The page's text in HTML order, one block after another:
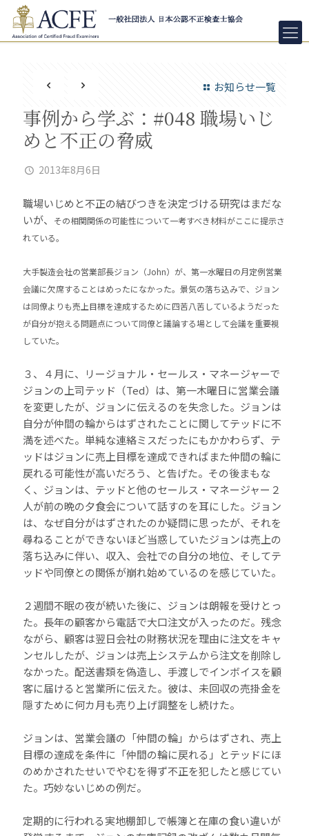
お知らせ一覧
事例から学ぶ：#048 職場いじ
めと不正の脅威
2013年8月6日
職場いじめと不正の結びつきを決定づける研究はまだな
いが、
その相関関係の可能性について一考すべき材料がここに提示さ
れている。
大手製造会社の営業部長ジョン（John）が、第一水曜日の月定例営業
会議に欠席することはめったになかった。景気の落ち込みで、ジョン
は同僚よりも売上目標を達成するために四苦八苦しているようだった
が自分が抱える問題点について同僚と議論する場として会議を重要視
していた。
３、４月に、リージョナル・セールス・マネージャーで
ジョンの上司テッド（Ted）は、第一木曜日に営業会議
を変更したが、ジョンに伝えるのを失念した。ジョンは
自分が仲間の輪からはずされたことに関してテッドに不
満を述べた。単純な連絡ミスだったにもかかわらず、テ
ッドはジョンに売上目標を達成できればまた仲間の輪に
戻れる可能性が高いだろう、と告げた。その後まもな
く、ジョンは、テッドと他のセールス・マネージャー２
人が前の晩の夕食会について話すのを耳にした。ジョン
は、なぜ自分がはずされたのか疑問に思ったが、それを
尋ねることができないほど当惑していたジョンは売上の
落ち込みに伴い、収入、会社での自分の地位、そしてテ
ッドや同僚との関係が崩れ始めているのを感じていた。
２週間不眠の夜が続いた後に、ジョンは朗報を受けとっ
た。長年の顧客から電話で大口注文が入ったのだ。残念
ながら、顧客は翌日会社の財務状況を理由に注文をキャ
ンセルしたが、ジョンは売上システムから注文を削除し
なかった。配送書類を偽造し、手渡しでインボイスを顧
客に届けると営業所に伝えた。彼は、未回収の売掛金を
隠すために何カ月も売り上げ調整をし続けた。
ジョンは、営業会議の「仲間の輪」からはずされ、売上
目標の達成を条件に「仲間の輪に戻れる」とテッドにほ
のめかされたせいでやむを得ず不正を犯したと感じてい
た。巧妙ないじめの例だ。
定期的に行われる実地棚卸しで帳簿と在庫の食い違いが